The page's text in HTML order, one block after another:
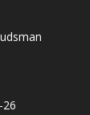
26